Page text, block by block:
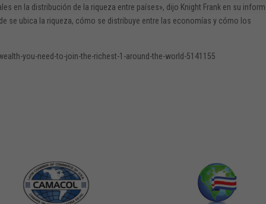
en la distribución de la riqueza entre países», dijo Knight Frank en su
se ubica la riqueza, cómo se distribuye entre las economías y cómo los
you-need-to-join-the-richest-1-around-the-world-5141155